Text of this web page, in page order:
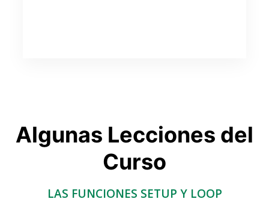
Algunas Lecciones del
Curso
LAS FUNCIONES SETUP Y LOOP